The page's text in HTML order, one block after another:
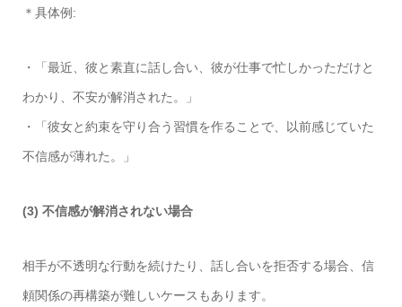
＊具体例:
・「最近、彼と素直に話し合い、彼が仕事で忙しかっただけと
わかり、不安が解消された。」
・「彼女と約束を守り合う習慣を作ることで、以前感じていた
不信感が薄れた。」
(3) 不信感が解消されない場合
相手が不透明な行動を続けたり、話し合いを拒否する場合、信
頼関係の再構築が難しいケースもあります。